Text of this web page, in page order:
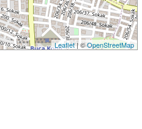
Leaflet| ©OpenStreetMap